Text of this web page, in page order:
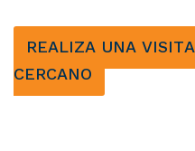
REALIZA UNA
CERCANO